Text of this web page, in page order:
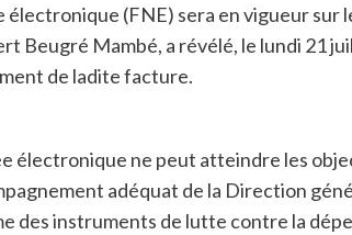
électronique (FNE) sera en vigueur
Beugré Mambé, a révélé, le lundi 21
de ladite facture.
électronique ne peut atteindre les
adéquat de la Direction
des instruments de lutte contre la